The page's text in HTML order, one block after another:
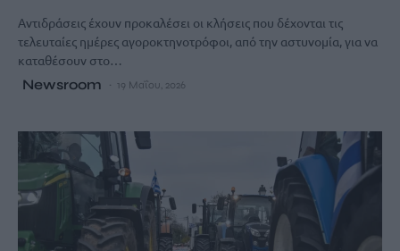
Αντιδράσεις έχουν προκαλέσει οι κλήσεις που δέχονται τις
τελευταίες ημέρες αγοροκτηνοτρόφοι, από την αστυνομία, για να
καταθέσουν στο…
Newsroom 19 Μαΐου, 2026